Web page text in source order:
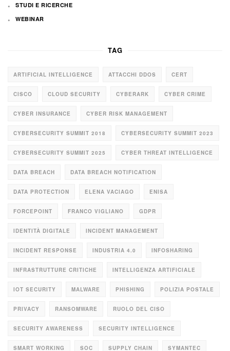
STUDI E RICERCHE
WEBINAR
TAG
ARTIFICIAL INTELLIGENCE ATTACCHI DDOS CERT
CISCO CLOUD SECURITY CYBERARK CYBER CRIME
CYBER INSURANCE CYBER RISK MANAGEMENT
CYBERSECURITY SUMMIT 2018 CYBERSECURITY SUMMIT 2023
CYBERSECURITY SUMMIT 2025 CYBER THREAT INTELLIGENCE
DATA BREACH DATA BREACH NOTIFICATION
DATA PROTECTION ELENA VACIAGO ENISA
FORCEPOINT FRANCO VIGLIANO GDPR
IDENTITÀ DIGITALE INCIDENT MANAGEMENT
INCIDENT RESPONSE INDUSTRIA 4.0 INFOSHARING
INFRASTRUTTURE CRITICHE INTELLIGENZA ARTIFICIALE
IOT SECURITY MALWARE PHISHING POLIZIA POSTALE
PRIVACY RANSOMWARE RUOLO DEL CISO
SECURITY AWARENESS SECURITY INTELLIGENCE
SMART WORKING SOC SUPPLY CHAIN SYMANTEC